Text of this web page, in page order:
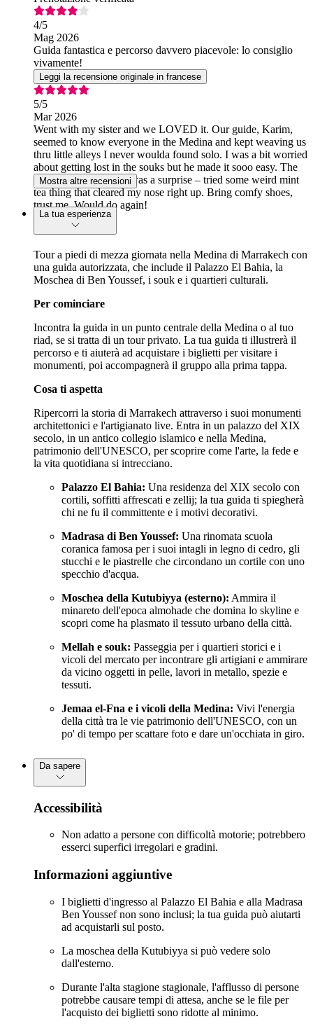
4/5
Mag 2026
Guida fantastica e percorso davvero piacevole: lo consiglio
vivamente!
Leggi la recensione originale in francese
5/5
Mar 2026
Went with my sister and we LOVED it. Our guide, Karim,
seemed to know everyone in the Medina and kept weaving us
thru little alleys I never woulda found solo. I was a bit worried
about getting lost in the souks but he made it sooo easy. The
stop at the spice shop was a surprise – tried some weird mint
tea thing that cleared my nose right up. Bring comfy shoes,
trust me. Would do again!
Mostra altre recensioni
La tua esperienza
Tour a piedi di mezza giornata nella Medina di Marrakech con
una guida autorizzata, che include il Palazzo El Bahia, la
Moschea di Ben Youssef, i souk e i quartieri culturali.
Per cominciare
Incontra la guida in un punto centrale della Medina o al tuo
riad, se si tratta di un tour privato. La tua guida ti illustrerà il
percorso e ti aiuterà ad acquistare i biglietti per visitare i
monumenti, poi accompagnerà il gruppo alla prima tappa.
Cosa ti aspetta
Ripercorri la storia di Marrakech attraverso i suoi monumenti
architettonici e l'artigianato live. Entra in un palazzo del XIX
secolo, in un antico collegio islamico e nella Medina,
patrimonio dell'UNESCO, per scoprire come l'arte, la fede e
la vita quotidiana si intrecciano.
Palazzo El Bahia: Una residenza del XIX secolo con
cortili, soffitti affrescati e zellij; la tua guida ti spiegherà
chi ne fu il committente e i motivi decorativi.
Madrasa di Ben Youssef: Una rinomata scuola
coranica famosa per i suoi intagli in legno di cedro, gli
stucchi e le piastrelle che circondano un cortile con uno
specchio d'acqua.
Moschea della Kutubiyya (esterno): Ammira il
minareto dell'epoca almohade che domina lo skyline e
scopri come ha plasmato il tessuto urbano della città.
Mellah e souk: Passeggia per i quartieri storici e i
vicoli del mercato per incontrare gli artigiani e ammirare
da vicino oggetti in pelle, lavori in metallo, spezie e
tessuti.
Jemaa el-Fna e i vicoli della Medina: Vivi l'energia
della città tra le vie patrimonio dell'UNESCO, con un
po' di tempo per scattare foto e dare un'occhiata in giro.
Da sapere
Accessibilità
Non adatto a persone con difficoltà motorie; potrebbero
esserci superfici irregolari e gradini.
Informazioni aggiuntive
I biglietti d'ingresso al Palazzo El Bahia e alla Madrasa
Ben Youssef non sono inclusi; la tua guida può aiutarti
ad acquistarli sul posto.
La moschea della Kutubiyya si può vedere solo
dall'esterno.
Durante l'alta stagione stagionale, l'afflusso di persone
potrebbe causare tempi di attesa, anche se le file per
l'acquisto dei biglietti sono ridotte al minimo.